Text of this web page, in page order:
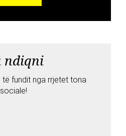
ndiqni
të fundit nga rrjetet tona
sociale!